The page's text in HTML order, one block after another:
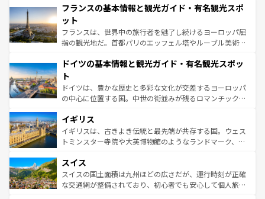
なお、新着のイタリア情報はコンテンツ一覧を参照してほ
しい。
文化が根付くこの国では、情熱的なフラメンコ、熱気あふ
れる闘牛、そして美味しいタパスが生活の一部となってい
る。首都マドリードの洗練された雰囲気や、バルセロナの
アートに溢れた街角から、地方では古代ローマ遺跡や中世
せる。地方によって風土や気候が異なるスペインはその個
ンテンツ一覧 を参照してほしい。
フランスの基本情報と観光ガイド・有名観光スポ
ット
フランスは、世界中の旅行者を魅了し続けるヨーロッパ屈
指の観光地だ。首都パリのエッフェル塔やルーブル美術館
で、幅広い魅力が詰まっている。華麗な宮殿、歴史的な大
聖堂、美しいビーチ、そして豊かな自然が、訪れる者を心
から魅了する。また、フランスは美食の国としても知ら
れ、フランス料理はユネスコ無形文化遺産にも登録されて
香り高いラベンダー畑など、多彩な楽しみ方が可能だ。さ
らに、パリ以外の地域にも魅力が溢れており、どの街角に
も豊かな歴史と文化が息づいている。パリ以外の個性あふ
を参照してほしい。
ドイツの基本情報と観光ガイド・有名観光スポッ
ト
ドイツは、豊かな歴史と多彩な文化が交差するヨーロッパ
の中心に位置する国。中世の街並みが残るロマンチック街
顔を持つこの国は、どこを歩いても飽きることがない。ベ
ルリンの文化的活気、バイエルン州のアルプスの絶景、そ
してライン川沿いのワイン畑といった風景は必見。ビール
は、お酒好きな人にはぜひ体験してほしい。 なお、新着の
ドイツ情報はコンテンツ一覧を参照してほしい。
イギリス
イギリスは、古きよき伝統と最先端が共存する国。ウェス
トミンスター寺院や大英博物館のようなランドマーク、歴
リアごとに異なる魅力がある。また、優雅なアフタヌーン
ティー、ビール好きにはたまらない英国パブ、サッカー観
戦など、本場だからこそできる体験も豊富。イギリスを旅
スイス
スイスの国土面積は九州ほどの広さだが、運行時刻が正確
な交通網が整備されており、初心者でも安心して個人旅行